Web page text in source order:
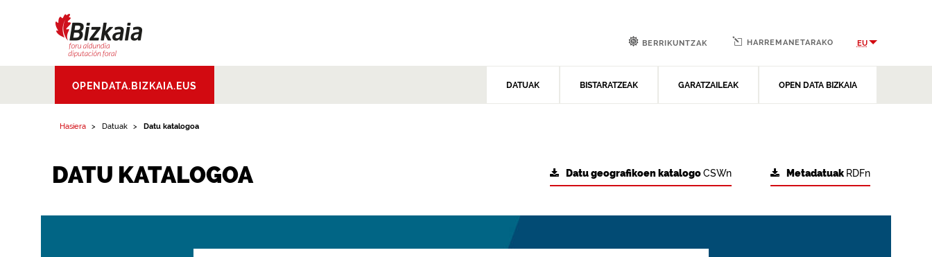
Aldundia.Diputacion
Foral de Bizkaia
OPENDATA.BIZKAIA.EUS DATUAK BISTARATZEAK GARATZAILEAK OPEN DATA BIZKAIA
BERRIKUNTZAK HARREMANETARAKO EU
Hasiera Datuak Datu katalogoa
DATU KATALOGOA Metadatuak RDFn
Datu geografikoen katalogoCSWn